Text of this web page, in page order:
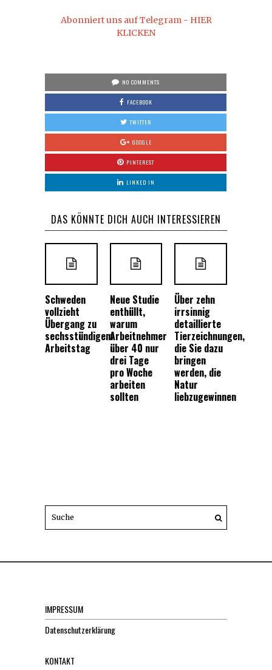
Abonniert uns auf Telegram - HIER
KLICKEN
NO COMMENTS
FACEBOOK
TWITTER
GOOGLE
PINTEREST
LINKED IN
DAS KÖNNTE DICH AUCH INTERESSIEREN
Schweden
vollzieht
Übergang zu
sechsstündigem
Arbeitstag
Neue Studie
enthüllt,
warum
Arbeitnehmer
über 40 nur
drei Tage
pro Woche
arbeiten
sollten
Über zehn
irrsinnig
detaillierte
Tierzeichnungen,
die Sie dazu
bringen
werden, die
Natur
liebzugewinnen
IMPRESSUM
Datenschutzerklärung
KONTAKT